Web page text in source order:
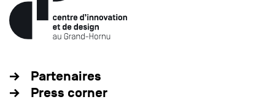
Partenaires
Press corner